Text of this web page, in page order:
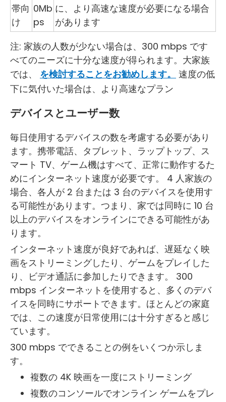
帯向
け
0Mb
ps
に、より高速な速度が必要になる場合
があります
注: 家族の人数が少ない場合は、300 mbps です
べてのニーズに十分な速度が得られます。大家族
では、 を検討することをお勧めします。
速度の低
下に気付いた場合は、より高速なプラン
デバイスとユーザー数
毎日使用するデバイスの数を考慮する必要があり
ます。携帯電話、タブレット、ラップトップ、ス
マート TV、ゲーム機はすべて、正常に動作するた
めにインターネット速度が必要です。 4 人家族の
場合、各人が 2 台または 3 台のデバイスを使用す
る可能性があります。つまり、家では同時に 10 台
以上のデバイスをオンラインにできる可能性があ
ります。
インターネット速度が良好であれば、遅延なく映
画をストリーミングしたり、ゲームをプレイした
り、ビデオ通話に参加したりできます。 300
mbps インターネットを使用すると、多くのデバ
イスを同時にサポートできます。ほとんどの家庭
では、この速度が日常使用には十分すぎると感じ
ています。
300 mbps でできることの例をいくつか示しま
す。
複数の 4K 映画を一度にストリーミング
複数のコンソールでオンライン ゲームをプレ